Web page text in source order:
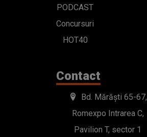
PODCAST
Concursuri
HOT40
Contact
Bd. Mărăști 65-67,
Romexpo Intrarea C,
Pavilion T, sector 1